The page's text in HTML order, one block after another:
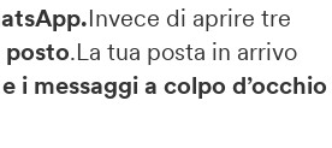
Invece di aprire tre
.La tua posta in arrivo
i messaggi a colpo d’occhio